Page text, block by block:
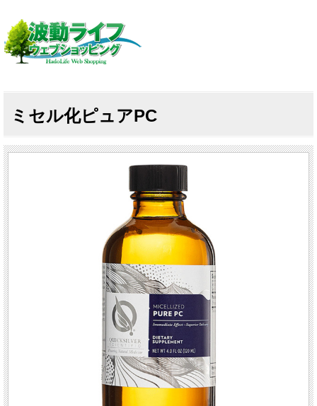
ミセル化ピュアPC